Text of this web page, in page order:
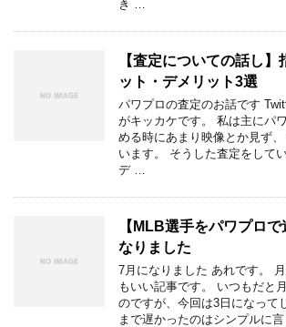
き …
【査定についての話し】
ット・デメリット3選
パワプロの査定のお話です
がキッカケです。 私は主にパ
める時にあまり映像とか見ず
います。 そうした査定をして
デ …
【MLB選手をパワプロ
なりました
7月になりました あれです。
もいい記事です。 いつもだと
のですが、今回は3日になって
まで遅かったのはシンプルに